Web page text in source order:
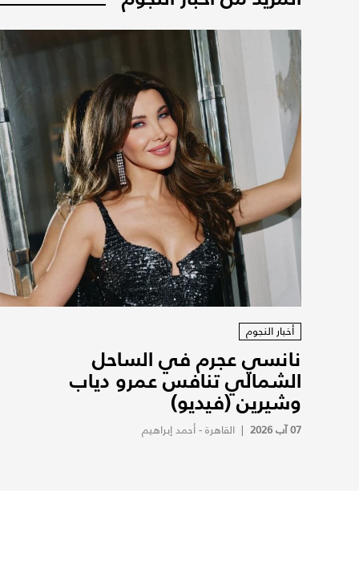
أخبار النجوم
نانسي عجرم في الساحل
الشمالي تنافس عمرو دياب
وشيرين (فيديو)
07 آب 2026 | القاهرة - أحمد إبراهيم